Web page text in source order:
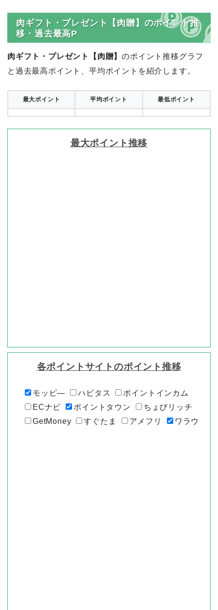
肉ギフト・プレゼント【肉贈】のポイント推
移・過去最高P
肉ギフト・プレゼント【肉贈】のポイント推移グラフ
と過去最高ポイント、平均ポイントを紹介します。
最大ポイント 平均ポイント 最低ポイント
最大ポイント推移
各ポイントサイトのポイント推移
モッピ― ハピタス
ポイントインカム
ECナビ
ポイントタウン
ちょびリッチ
GetMoney
すぐたま アメフリ ワラウ